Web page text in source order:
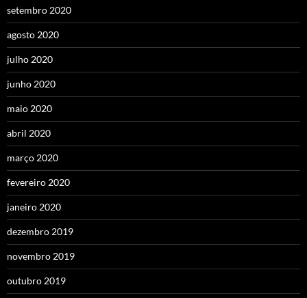
setembro 2020
agosto 2020
julho 2020
junho 2020
maio 2020
abril 2020
março 2020
fevereiro 2020
janeiro 2020
dezembro 2019
novembro 2019
outubro 2019